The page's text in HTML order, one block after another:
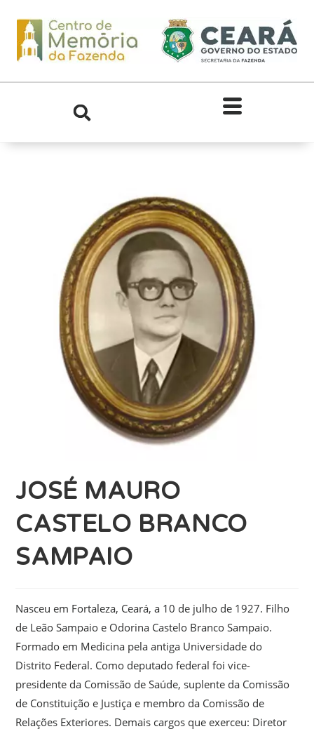
JOSÉ MAURO
CASTELO BRANCO
SAMPAIO
Nasceu em Fortaleza, Ceará, a 10 de julho de 1927. Filho
de Leão Sampaio e Odorina Castelo Branco Sampaio.
Formado em Medicina pela antiga Universidade do
Distrito Federal. Como deputado federal foi vice-
presidente da Comissão de Saúde, suplente da Comissão
de Constituição e Justiça e membro da Comissão de
Relações Exteriores. Demais cargos que exerceu: Diretor